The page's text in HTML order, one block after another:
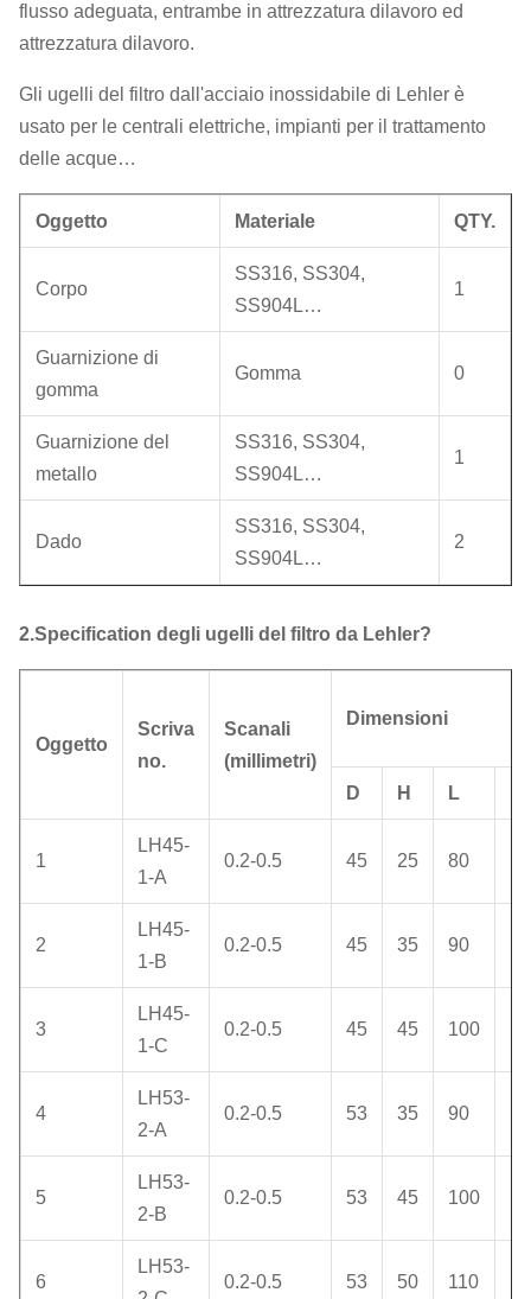
flusso adeguata, entrambe in attrezzatura dilavoro ed
attrezzatura dilavoro.
Gli ugelli del filtro dall'acciaio inossidabile di Lehler è
usato per le centrali elettriche, impianti per il trattamento
delle acque…
Oggetto Materiale QTY.
Corpo
SS316, SS304,
SS904L…
1
Guarnizione di
gomma
Gomma 0
Guarnizione del
metallo
SS316, SS304,
SS904L…
1
Dado
SS316, SS304,
SS904L…
2
2.Specification degli ugelli del filtro da Lehler?
Oggetto
Scriva
no.
Scanali
(millimetri)
Dimensioni
D H L
1
LH45-
1-A
0.2-0.5 45 25 80
2
LH45-
1-B
0.2-0.5 45 35 90
3
LH45-
1-C
0.2-0.5 45 45 100
4
LH53-
2-A
0.2-0.5 53 35 90
5
LH53-
2-B
0.2-0.5 53 45 100
6
LH53-
0.2-0.5 53 50 110